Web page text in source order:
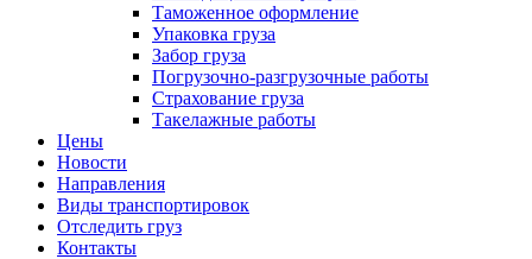
Таможенное оформление
Упаковка груза
Забор груза
Погрузочно-разгрузочные работы
Страхование груза
Такелажные работы
Цены
Новости
Направления
Виды транспортировок
Отследить груз
Контакты